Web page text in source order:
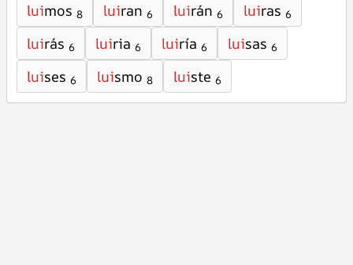
luimos 8 luiran 6 luirán 6 luiras 6
luirás 6 luiria 6 luiría 6 luisas 6
luises 6 luismo 8 luiste 6